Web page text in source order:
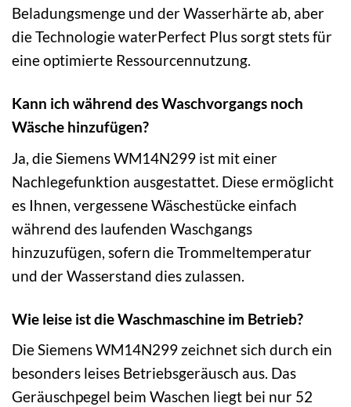
Beladungsmenge und der Wasserhärte ab, aber
die Technologie waterPerfect Plus sorgt stets für
eine optimierte Ressourcennutzung.
Kann ich während des Waschvorgangs noch
Wäsche hinzufügen?
Ja, die Siemens WM14N299 ist mit einer
Nachlegefunktion ausgestattet. Diese ermöglicht
es Ihnen, vergessene Wäschestücke einfach
während des laufenden Waschgangs
hinzuzufügen, sofern die Trommeltemperatur
und der Wasserstand dies zulassen.
Wie leise ist die Waschmaschine im Betrieb?
Die Siemens WM14N299 zeichnet sich durch ein
besonders leises Betriebsgeräusch aus. Das
Geräuschpegel beim Waschen liegt bei nur 52